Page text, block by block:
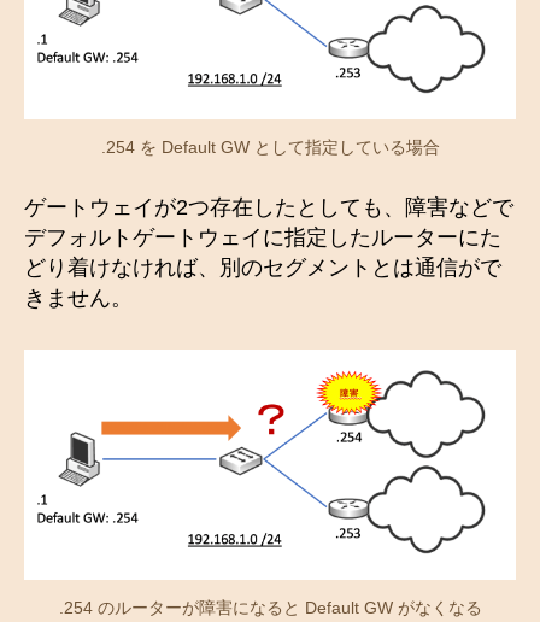
.254 を Default GW として指定している場合
ゲートウェイが2つ存在したとしても、障害などで
デフォルトゲートウェイに指定したルーターにた
どり着けなければ、別のセグメントとは通信がで
きません。
.254 のルーターが障害になると Default GW がなくなる